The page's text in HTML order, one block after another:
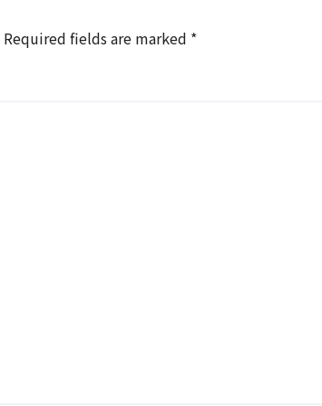
Required fields are marked *